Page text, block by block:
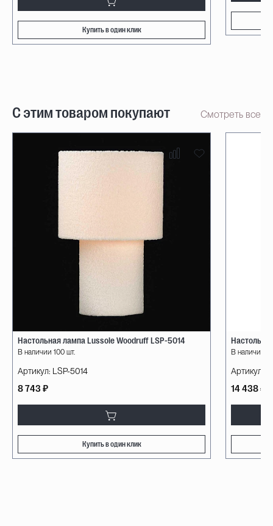
Купить в один клик
С этим товаром покупают Смотреть все
Настольная лампа Lussole Woodruff LSP-5014
В наличии 100 шт.
Артикул: LSP-5014
8 743 ₽
Купить в один клик
В наличии 3
Артикул:
14 438 ₽